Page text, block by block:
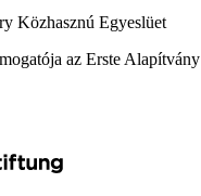
Közhasznú Egyeslüet
az Erste Alapítvány